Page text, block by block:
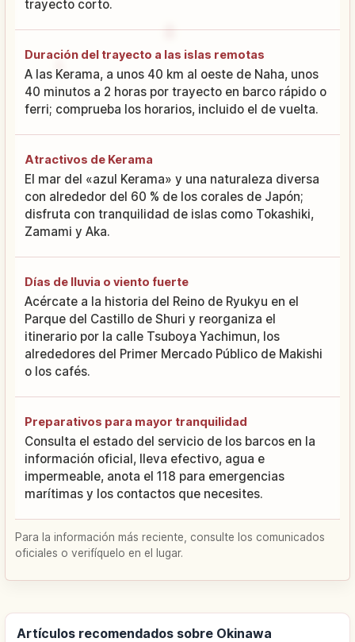
trayecto corto.
Duración del trayecto a las islas remotas
A las Kerama, a unos 40 km al oeste de Naha, unos
40 minutos a 2 horas por trayecto en barco rápido o
ferri; comprueba los horarios, incluido el de vuelta.
Atractivos de Kerama
El mar del «azul Kerama» y una naturaleza diversa
con alrededor del 60 % de los corales de Japón;
disfruta con tranquilidad de islas como Tokashiki,
Zamami y Aka.
Días de lluvia o viento fuerte
Acércate a la historia del Reino de Ryukyu en el
Parque del Castillo de Shuri y reorganiza el
itinerario por la calle Tsuboya Yachimun, los
alrededores del Primer Mercado Público de Makishi
o los cafés.
Preparativos para mayor tranquilidad
Consulta el estado del servicio de los barcos en la
información oficial, lleva efectivo, agua e
impermeable, anota el 118 para emergencias
marítimas y los contactos que necesites.
Para la información más reciente, consulte los comunicados
oficiales o verifíquelo en el lugar.
Artículos recomendados sobre Okinawa